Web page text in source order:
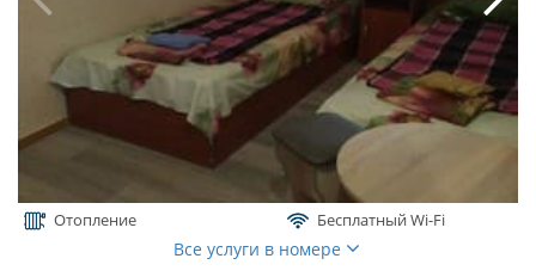
Отопление Бесплатный Wi-Fi
Все услуги в номере